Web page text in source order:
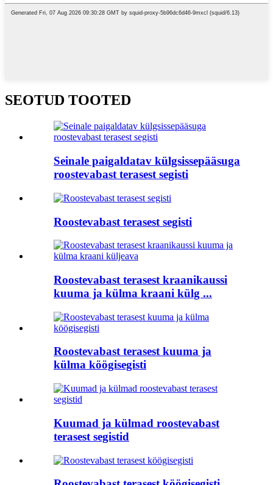
SEOTUD TOOTED
Seinale paigaldatav külgsissepääsuga
roostevabast terasest segisti
Roostevabast terasest segisti
Roostevabast terasest kraanikaussi
kuuma ja külma kraani külg ...
Roostevabast terasest kuuma ja
külma köögisegisti
Kuumad ja külmad roostevabast
terasest segistid